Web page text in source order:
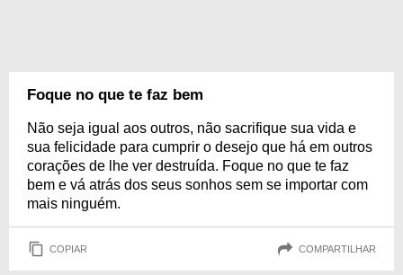
Foque no que te faz bem
Não seja igual aos outros, não sacrifique sua vida e
sua felicidade para cumprir o desejo que há em outros
corações de lhe ver destruída. Foque no que te faz
bem e vá atrás dos seus sonhos sem se importar com
mais ninguém.
COPIAR COMPARTILHAR